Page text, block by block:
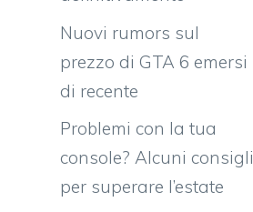
Nuovi rumors sul
prezzo di GTA 6 emersi
di recente
Problemi con la tua
console? Alcuni consigli
per superare l’estate